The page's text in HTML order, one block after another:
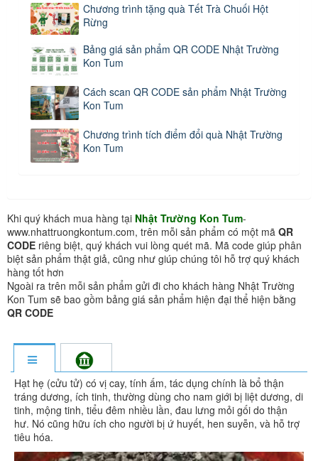
Chương trình tặng quà Tết Trà Chuối Hột
Rừng
Bảng giá sản phẩm QR CODE Nhật Trường
Kon Tum
Cách scan QR CODE sản phẩm Nhật Trường
Kon Tum
Chương trình tích điểm đổi quà Nhật Trường
Kon Tum
Khi quý khách mua hàng tại Nhật Trường Kon Tum-
www.nhattruongkontum.com, trên mỗi sản phẩm có một mã QR
CODE riêng biệt, quý khách vui lòng quét mã. Mã code giúp phân
biệt sản phẩm thật giả, cũng như giúp chúng tôi hỗ trợ quý khách
hàng tốt hơn
Ngoài ra trên mỗi sản phẩm gửi đi cho khách hàng Nhật Trường
Kon Tum sẽ bao gồm bảng giá sản phẩm hiện đại thể hiện bằng
QR CODE
Hạt hẹ (cửu tử) có vị cay, tính ấm, tác dụng chính là bổ thận
tráng dương, ích tinh, thường dùng cho nam giới bị liệt dương, di
tinh, mộng tinh, tiểu đêm nhiều lần, đau lưng mỏi gối do thận
hư. Nó cũng hữu ích cho người bị ứ huyết, hen suyễn, và hỗ trợ
tiêu hóa.